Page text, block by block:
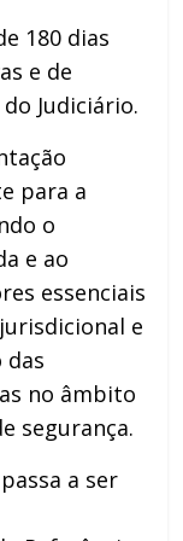
180 dias
e de
Judiciário.
para a
o
e ao
essenciais
e
no âmbito
segurança.
a ser